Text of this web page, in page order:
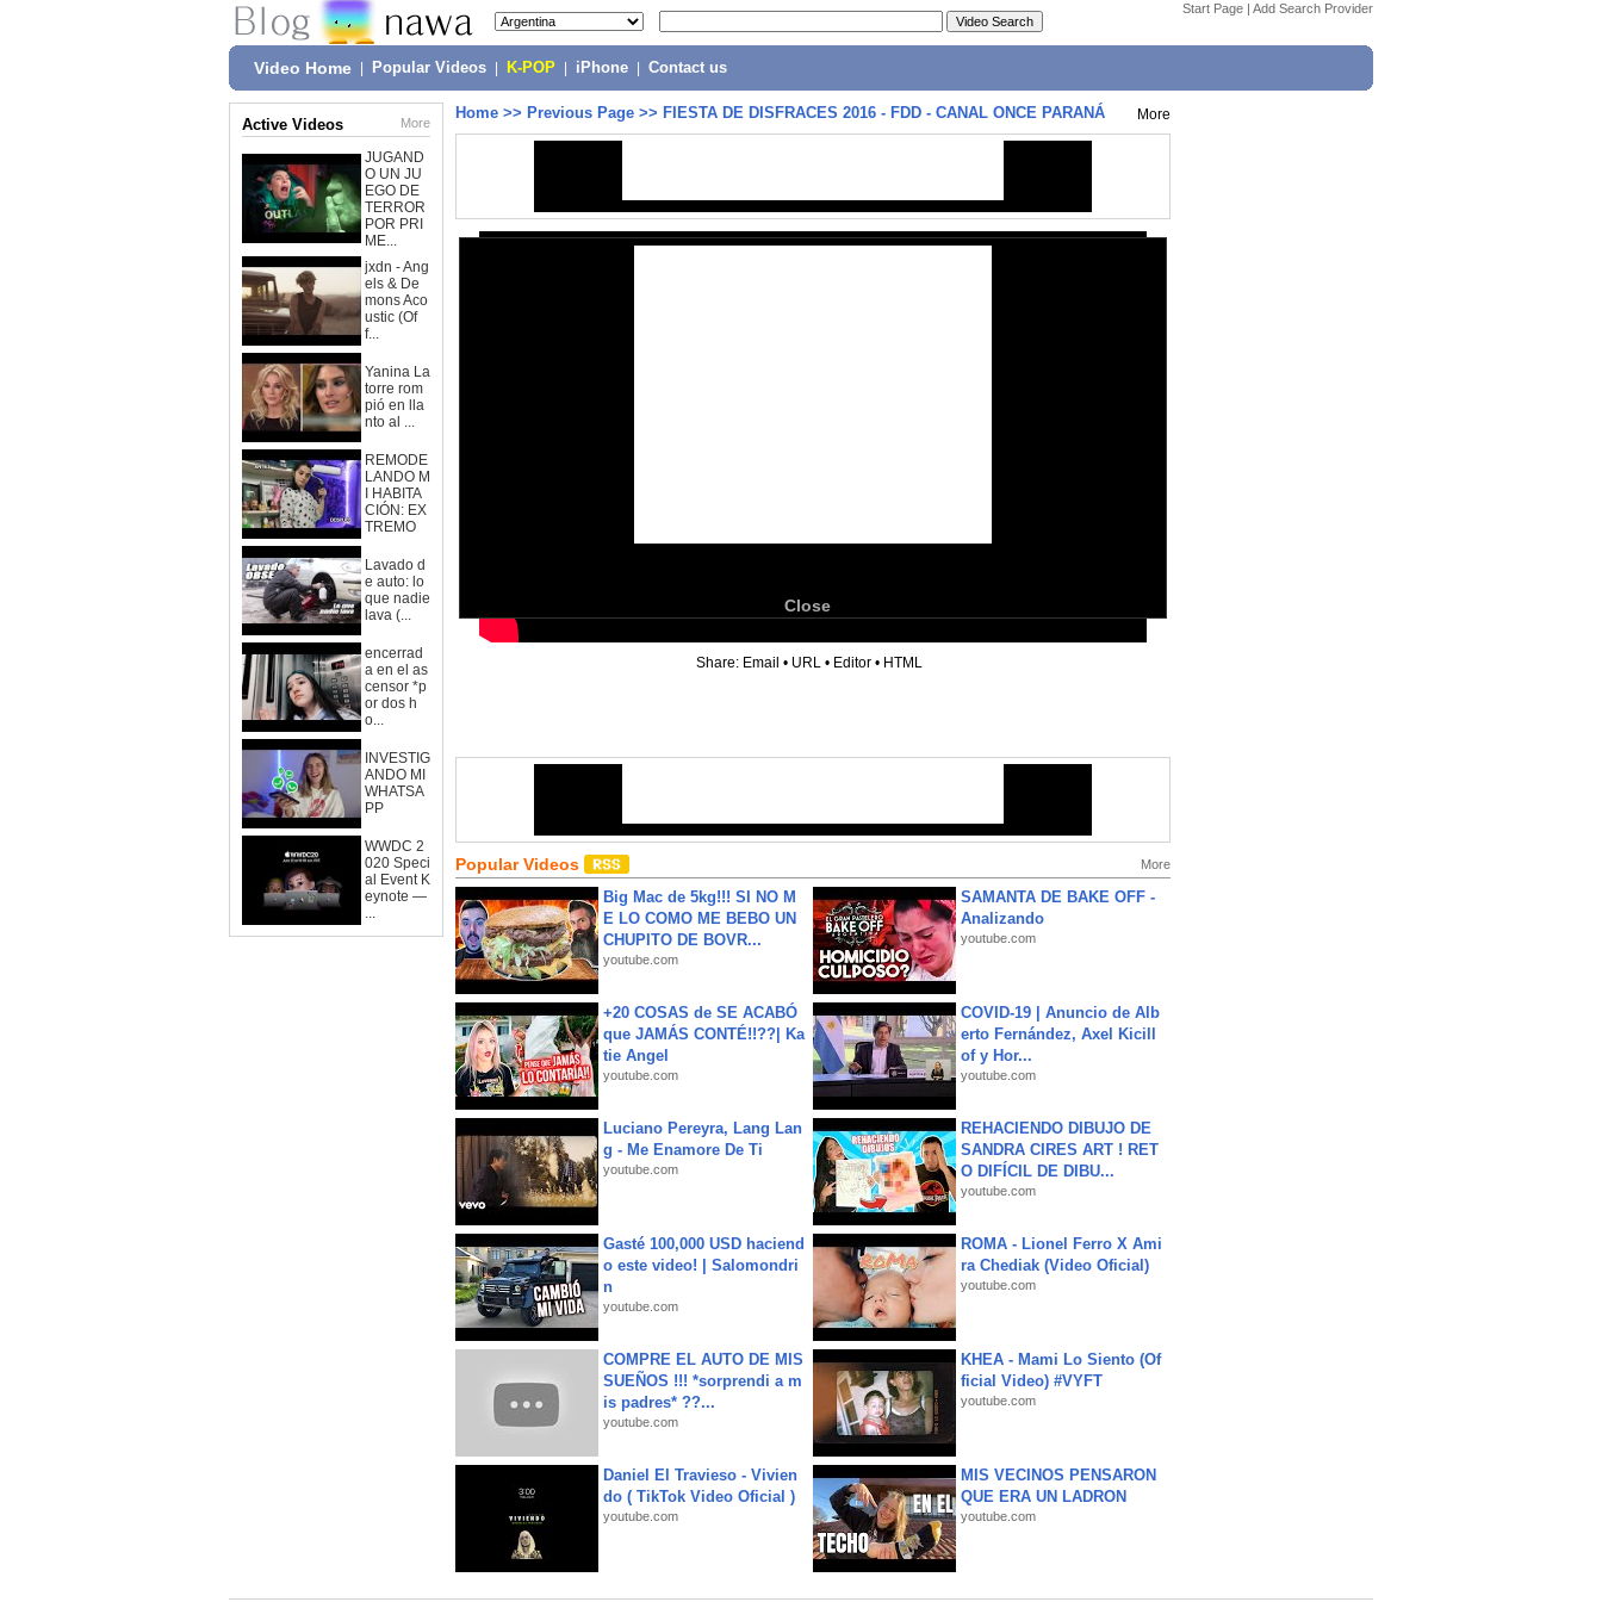
Start Page | Add Search Provider
Video Home Popular Videos K-POP iPhone Contact us
Active Videos More
JUGAND
O UN JU
EGO DE
TERROR
POR PRI
ME...
jxdn - Ang
els & De
mons Aco
ustic (Of
f...
Yanina La
torre rom
pió en lla
nto al ...
REMODE
LANDO M
I HABITA
CIÓN: EX
TREMO
Lavado d
e auto: lo
que nadie
lava (...
encerrad
a en el as
censor *p
or dos h
o...
INVESTIG
ANDO MI
WHATSA
PP
WWDC 2
020 Speci
al Event K
eynote —
...
Home >> Previous Page >> FIESTA DE DISFRACES 2016 - FDD - CANAL ONCE PARANÁ More
Close
Share: Email • URL • Editor • HTML
Popular Videos More
Big Mac de 5kg!!! SI NO M
E LO COMO ME BEBO UN
CHUPITO DE BOVR...
youtube.com
SAMANTA DE BAKE OFF -
Analizando
youtube.com
+20 COSAS de SE ACABÓ
que JAMÁS CONTÉ!!??| Ka
tie Angel
youtube.com
COVID-19 | Anuncio de Alb
erto Fernández, Axel Kicill
of y Hor...
youtube.com
Luciano Pereyra, Lang Lan
g - Me Enamore De Ti
youtube.com
REHACIENDO DIBUJO DE
SANDRA CIRES ART ! RET
O DIFÍCIL DE DIBU...
youtube.com
Gasté 100,000 USD haciend
o este video! | Salomondri
n
youtube.com
ROMA - Lionel Ferro X Ami
ra Chediak (Video Oficial)
youtube.com
COMPRE EL AUTO DE MIS
SUEÑOS !!! *sorprendi a m
is padres* ??...
youtube.com
KHEA - Mami Lo Siento (Of
ficial Video) #VYFT
youtube.com
Daniel El Travieso - Vivien
do ( TikTok Video Oficial )
youtube.com
MIS VECINOS PENSARON
QUE ERA UN LADRON
youtube.com